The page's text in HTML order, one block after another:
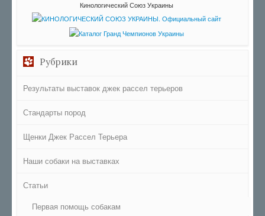
Кинологический Союз Украины
Рубрики
Результаты выставок джек рассел терьеров
Стандарты пород
Щенки Джек Рассел Терьера
Наши собаки на выставках
Статьи
Первая помощь собакам